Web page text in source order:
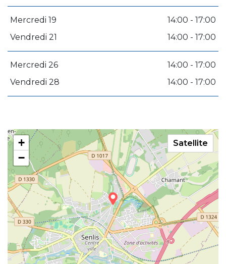
Mercredi 19
14:00 - 17:00
Vendredi 21
14:00 - 17:00
Mercredi 26
14:00 - 17:00
Vendredi 28
14:00 - 17:00
+
−
Satellite